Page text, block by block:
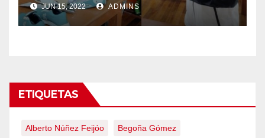
JUN 15, 2022 ADMINS
ETIQUETAS
Alberto Núñez Feijóo Begoña Gómez